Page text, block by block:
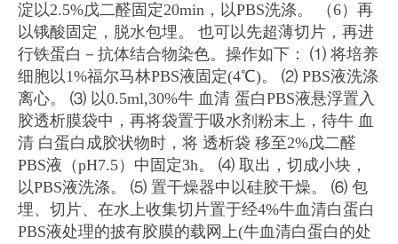
淀以2.5%戊二醛固定20min，以PBS洗涤。
（6）再
以锇酸固定，脱水包埋。
也可以先超薄切片，再进
行铁蛋白－抗体结合物染色。操作如下：
⑴ 将培养
细胞以1%福尔马林PBS液固定(4℃)。
⑵ PBS液洗涤
离心。
⑶ 以0.5ml,30%牛 血清 蛋白PBS液悬浮置入
胶透析膜袋中，再将袋置于吸水剂粉末上，待牛 血
清 白蛋白成胶状物时，将 透析袋 移至2%戊二醛
PBS液（pH7.5）中固定3h。 ⑷ 取出，切成小块，
以PBS液洗涤。
⑸ 置干燥器中以硅胶干燥。
⑹ 包
埋、切片、在水上收集切片置于经4%牛血清白蛋白
PBS液处理的披有胶膜的载网上(牛血清白蛋白的处